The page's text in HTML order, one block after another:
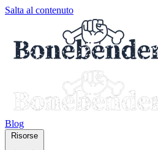
Salta al contenuto
Blog